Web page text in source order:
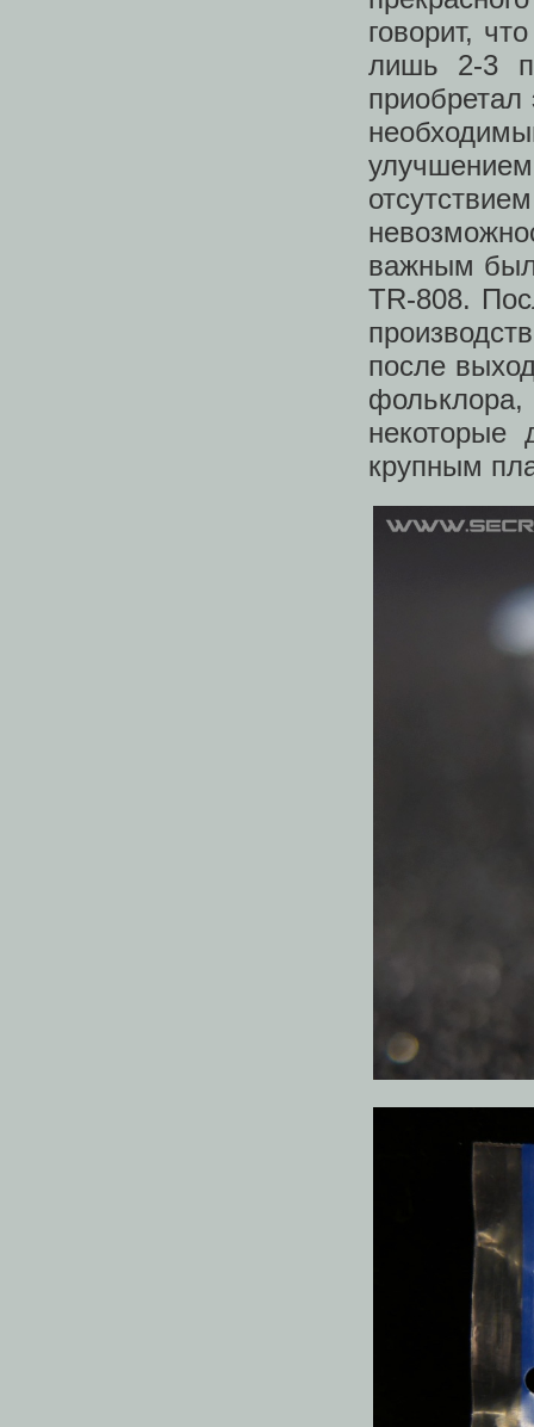
говорит,
лишь 2-3
приобретал
важным был
TR-808.
после
некоторые
крупным